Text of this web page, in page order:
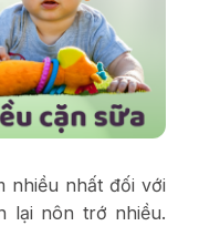
nhiều nhất đối với
lại nôn trớ nhiều.